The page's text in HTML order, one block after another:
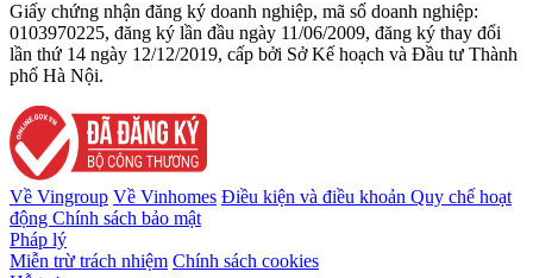
Giấy chứng nhận đăng ký doanh nghiệp, mã số doanh nghiệp:
0103970225, đăng ký lần đầu ngày 11/06/2009, đăng ký thay đổi
lần thứ 14 ngày 12/12/2019, cấp bởi Sở Kế hoạch và Đầu tư Thành
phố Hà Nội.
Về Vingroup Về Vinhomes Điều kiện và điều khoản Quy chế hoạt
động Chính sách bảo mật
Pháp lý
Miễn trừ trách nhiệm Chính sách cookies